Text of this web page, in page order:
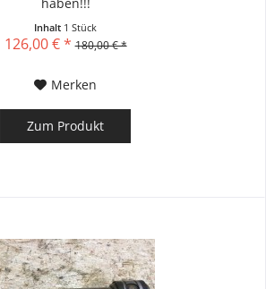
haben!!!
Inhalt 1 Stück
126,00 € * 180,00 € *
Merken
Zum Produkt